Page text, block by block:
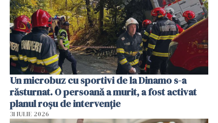
Un microbuz cu sportivi de la Dinamo s-a
răsturnat. O persoană a murit, a fost activat
planul roșu de intervenție
31 IULIE 2026